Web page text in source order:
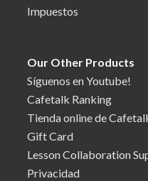
Impuestos
Our Other Products
Síguenos en Youtube!
Cafetalk Ranking
Tienda online de
Gift Card
Lesson Collaboration
Privacidad